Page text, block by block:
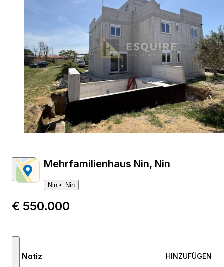
1
Mehrfamilienhaus Nin, Nin
Nin Nin
€ 550.000
Notiz HINZUFÜGEN